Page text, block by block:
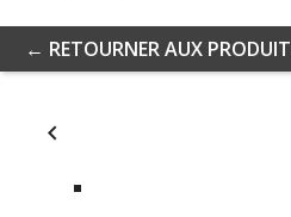
← RETOURNER AUX
